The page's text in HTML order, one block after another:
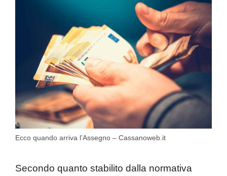
Ecco quando arriva l’Assegno – Cassanoweb.it
Secondo quanto stabilito dalla normativa